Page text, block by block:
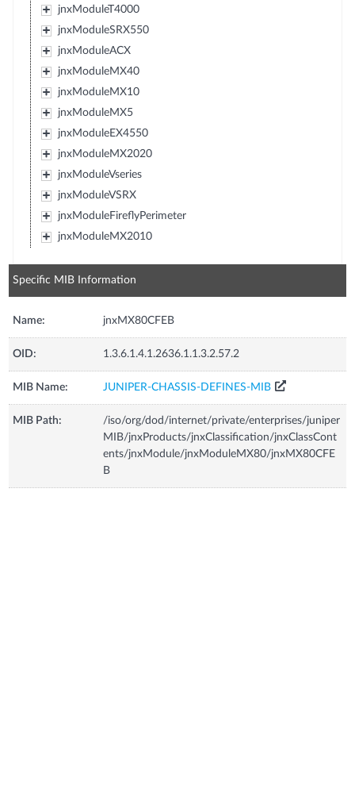
jnxModuleT4000
jnxModuleSRX550
jnxModuleACX
jnxModuleMX40
jnxModuleMX10
jnxModuleMX5
jnxModuleEX4550
jnxModuleMX2020
jnxModuleVseries
jnxModuleVSRX
jnxModuleFireflyPerimeter
jnxModuleMX2010
Specific MIB Information
Name: jnxMX80CFEB
OID: 1.3.6.1.4.1.2636.1.1.3.2.57.2
MIB Name: JUNIPER-CHASSIS-DEFINES-MIB
MIB Path:
/iso/org/dod/internet/private/enterprises/juniper
MIB/jnxProducts/jnxClassification/jnxClassCont
ents/jnxModule/jnxModuleMX80/jnxMX80CFE
B